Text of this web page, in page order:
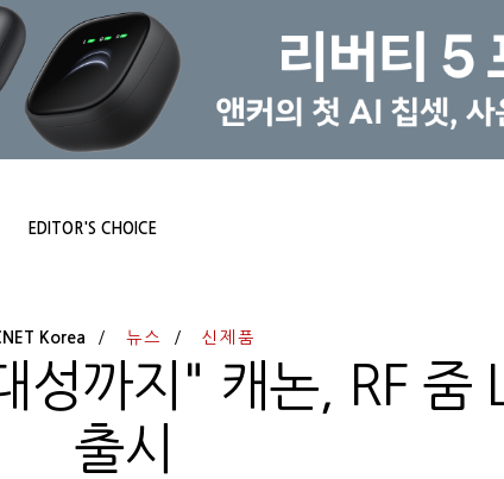
EDITOR'S CHOICE
Korea 뉴스 신제품
까지" 캐논, RF 줌
출시